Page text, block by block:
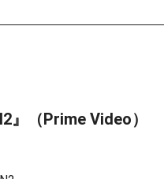
』（Prime Video）